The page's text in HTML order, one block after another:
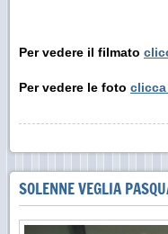
Per vedere il filmato
Per vedere le foto
SOLENNE VEGLIA